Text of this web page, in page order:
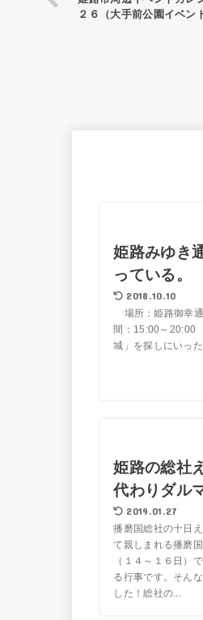
２６（大手前公園イベン
姫路みゆき
っている。
2018.10.10
場所：姫路御幸
間：15:00～20:00
城」を探しにいっ
姫路の総社
代わりダル
2019.01.27
播磨国総社の十日
て親しまれる播磨
（１４～１６日）
る行事です。そん
した！総社の...